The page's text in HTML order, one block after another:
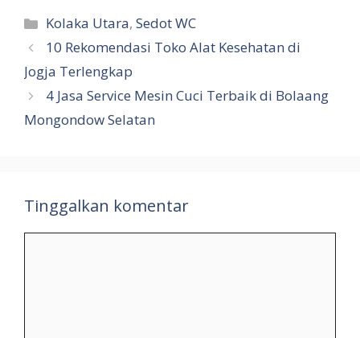
Kategori
Kolaka Utara,Sedot WC
10 Rekomendasi Toko Alat Kesehatan di
Jogja Terlengkap
4 Jasa Service Mesin Cuci Terbaik di Bolaang
Mongondow Selatan
Tinggalkan komentar